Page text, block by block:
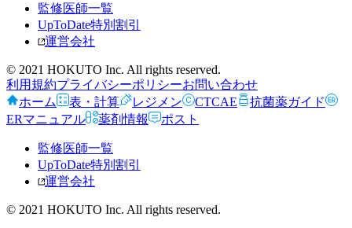
監修医師一覧
UpToDate特別割引
運営会社
© 2021 HOKUTO Inc. All rights reserved.
利用規約プライバシーポリシーお問い合わせ
ホーム
表・計算 レジメン CTCAE
抗菌薬ガイド
ERマニュアル
薬剤情報 ポスト
監修医師一覧
UpToDate特別割引
運営会社
© 2021 HOKUTO Inc. All rights reserved.